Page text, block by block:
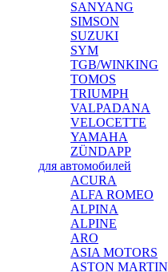
SANYANG
SIMSON
SUZUKI
SYM
TGB/WINKING
TOMOS
TRIUMPH
VALPADANA
VELOCETTE
YAMAHA
ZÜNDAPP
для автомобилей
ACURA
ALFA ROMEO
ALPINA
ALPINE
ARO
ASIA MOTORS
ASTON MARTIN